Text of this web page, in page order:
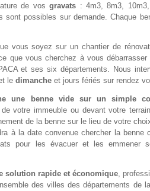
de vosgravats : 4m3, 8m3,
sont possibles sur demande. Chaque
vous soyez sur un chantier de
que vous cherchez à vous débarrasser
et ses six départements. Nous
le dimanche et jours fériés sur rendez
une benne vide sur un simple
votre immeuble ou devant votre
de la benne sur le lieu de votre
à la date convenue chercher la benne
pour les évacuer et les emmener
solution rapide et économique,
des villes des départements de